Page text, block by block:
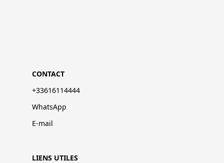
CONTACT
+33616114444
WhatsApp
E-mail
LIENS UTILES